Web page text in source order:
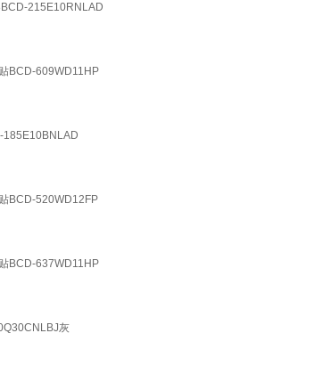
215E10RNLAD
BCD-609WD11HP
185E10BNLAD
BCD-520WD12FP
BCD-637WD11HP
灰